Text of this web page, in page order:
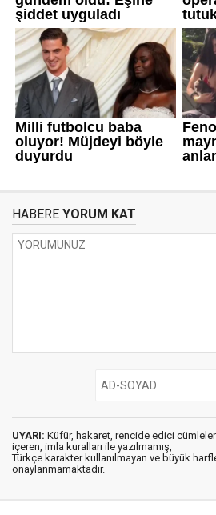
HABERE YORUM KAT
UYARI: Küfür, hakaret, rencide edici cümleler
içeren, imla kuralları ile yazılmamış,
Türkçe karakter kullanılmayan ve büyük
onaylanmamaktadır.